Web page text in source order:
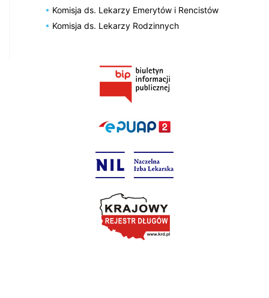
Komisja ds. Lekarzy Emerytów i Rencistów
Komisja ds. Lekarzy Rodzinnych